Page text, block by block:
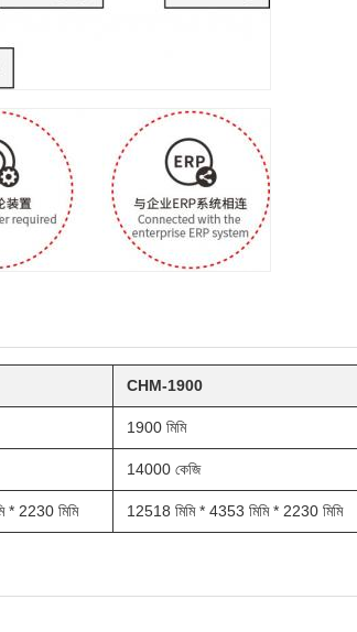
CHM-1900
1900 মিমি
14000 কেজি
* 2230 মিমি 12518 মিমি * 4353 মিমি * 2230 মিমি